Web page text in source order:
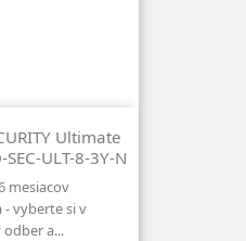
Ultimate
ULT-8-3Y-N
mesiacov
- vyberte si v
a...